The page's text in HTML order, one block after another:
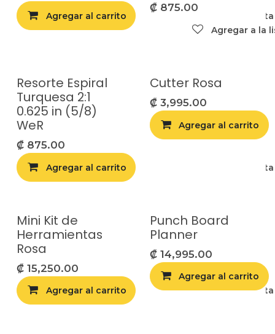
Agregar al carrito Agregar a la
₡ 875.00
Agregar a la
Resorte Espiral
Turquesa 2:1
0.625 in (5/8)
WeR
₡ 875.00
Agregar al carrito Agregar a la
Cutter Rosa
₡ 3,995.00
Agregar al carrito
Mini Kit de
Herramientas
Rosa
₡ 15,250.00
Agregar al carrito Agregar a la
Punch Board
Planner
₡ 14,995.00
Agregar al carrito